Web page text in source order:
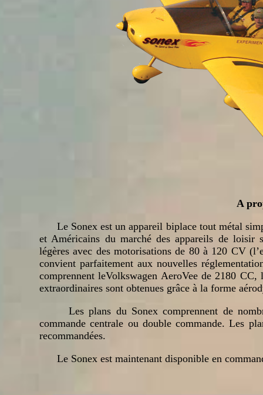
A
Le Sonex est un appareil biplace tout métal
et Américains du marché des appareils de loisir
légères avec des motorisations de 80 à 120 CV
convient parfaitement aux nouvelles
comprennent leVolkswagen AeroVee de 2180
extraordinaires sont obtenues grâce à la forme
Les plans du Sonex comprennent de
commande centrale ou double commande. Les
recommandées.
Le Sonex est maintenant disponible en